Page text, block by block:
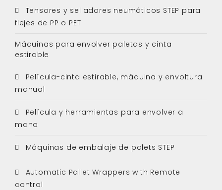
Tensores y selladores neumáticos STEP para
flejes de PP o PET
Máquinas para envolver paletas y cinta
estirable
Película-cinta estirable, máquina y envoltura
manual
Película y herramientas para envolver a
mano
Máquinas de embalaje de palets STEP
Automatic Pallet Wrappers with Remote
control